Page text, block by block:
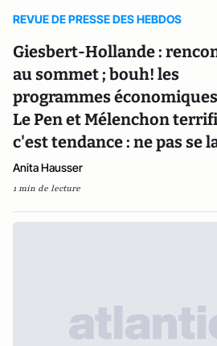
REVUE DE PRESSE DES HEBDOS
Giesbert-Hollande :
au sommet ; bouh! les
programmes
Le Pen et Mélenchon
c'est tendance : ne pas se
Anita Hausser
1 min de lecture